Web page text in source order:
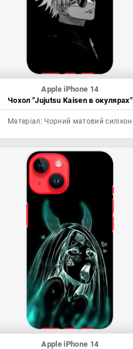
Apple iPhone 14
Чохол "Jujutsu Kaisen в окулярах"
Матеріал: Чорний матовий силікон
Apple iPhone 14